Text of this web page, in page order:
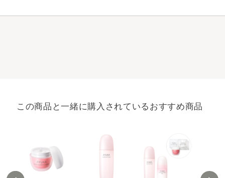
この商品と一緒に購入されているおすすめ商品